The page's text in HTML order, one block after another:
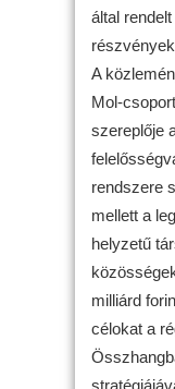
által
A
Mol-
szereplője
rendszere
mellett a
helyzetű
milliárd
célokat a